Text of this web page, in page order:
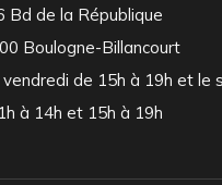
Bd de la République
Boulogne-Billancourt
de 15h à 19h et le
à 14h et 15h à 19h